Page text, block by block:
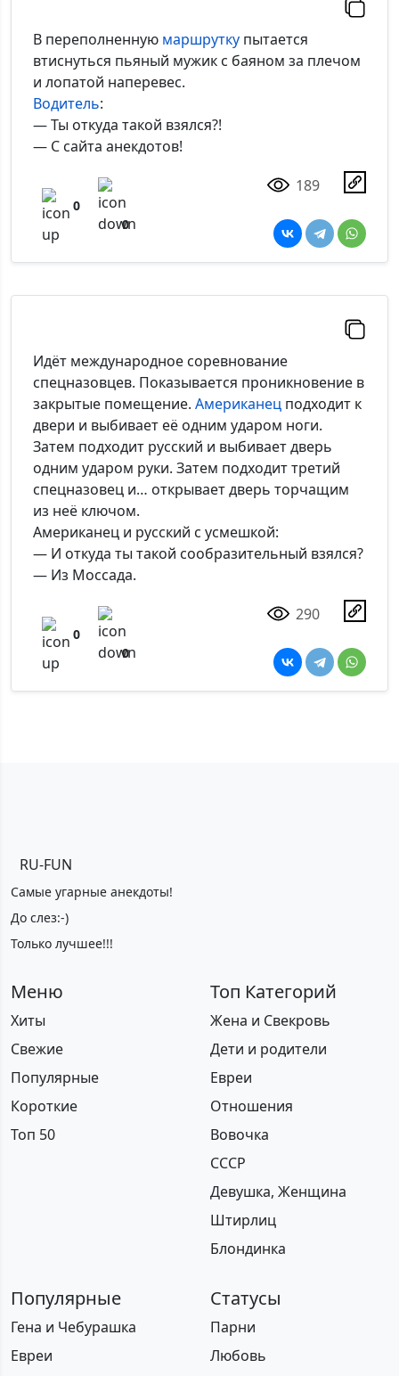
В переполненную маршрутку пытается
втиснуться пьяный мужик с баяном за плечом
и лопатой наперевес.
Водитель:
— Ты откуда такой взялся?!
— С сайта анекдотов!
0
0
189
Идёт международное соревнование
спецназовцев. Показывается проникновение в
закрытые помещение. Американец подходит к
двери и выбивает её одним ударом ноги.
Затем подходит русский и выбивает дверь
одним ударом руки. Затем подходит третий
спецназовец и… открывает дверь торчащим
из неё ключом.
Американец и русский с усмешкой:
— И откуда ты такой сообразительный взялся?
— Из Моссада.
0
0
290
RU-FUN
Самые угарные анекдоты!
До слез:-)
Только лучшее!!!
Меню
Хиты
Свежие
Популярные
Короткие
Топ 50
Топ Категорий
Жена и Свекровь
Дети и родители
Евреи
Отношения
Вовочка
СССР
Девушка, Женщина
Штирлиц
Блондинка
Популярные
Гена и Чебурашка
Евреи
Статусы
Парни
Любовь